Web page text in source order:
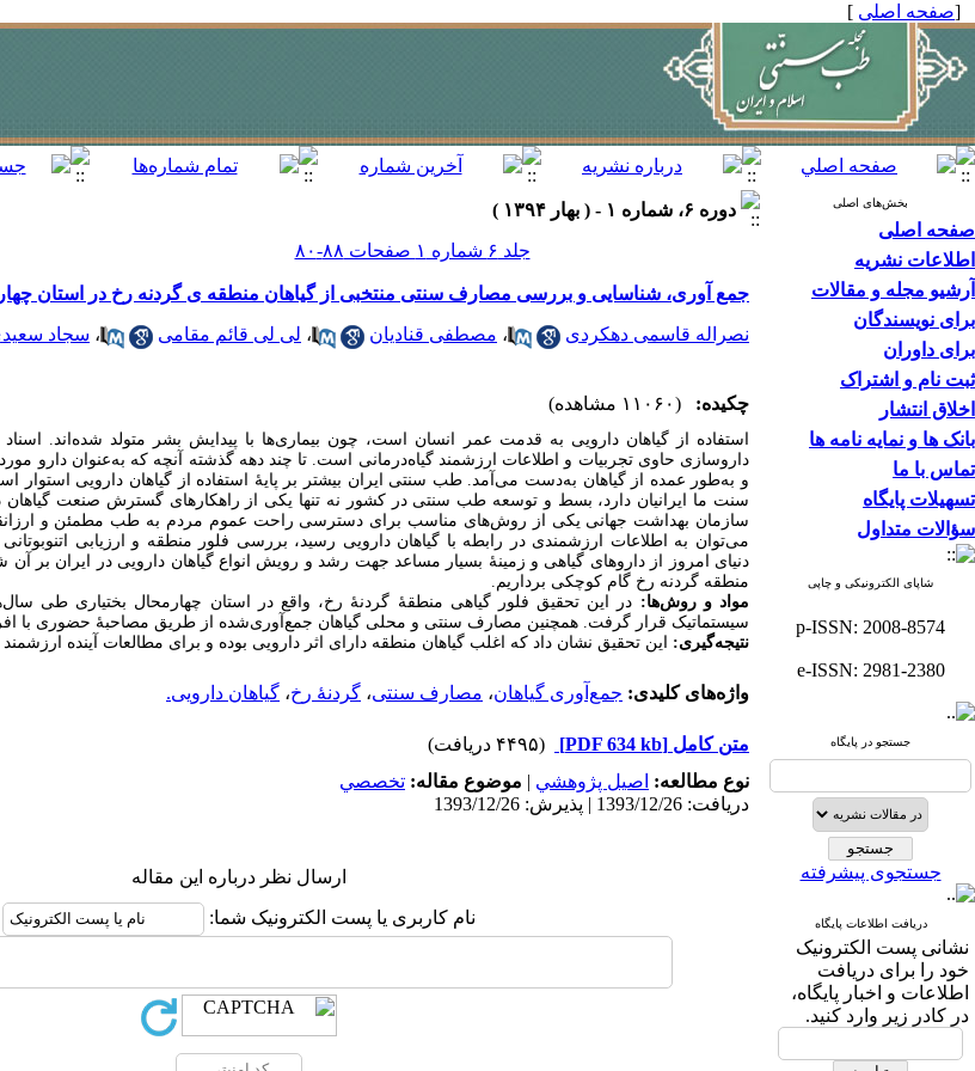
[صفحه اصلی ]
بخش‌های اصلی
صفحه اصلی
اطلاعات نشریه
آرشیو مجله و مقالات
برای نویسندگان
برای داوران
ثبت نام و اشتراک
اخلاق انتشار
بانک ها و نمایه نامه ها
تماس با ما
تسهیلات پایگاه
سؤالات متداول
شاپای الکترونیکی و چاپی
p-ISSN: 2008-8574
e-ISSN: 2981-2380
جستجو در پایگاه
جستجوی پیشرفته
دریافت اطلاعات پایگاه
نشانی پست الکترونیک
خود را برای دریافت
اطلاعات و اخبار پایگاه،
در کادر زیر وارد کنید.
دوره ۶، شماره ۱ - ( بهار ۱۳۹۴ )
جلد ۶ شماره ۱ صفحات ۸۸-۸۰
جمع آوری، شناسایی و بررسی مصارف سنتی منتخبی از گیاهان منطقه ی گردنه رخ در استان
نصراله قاسمی دهکردی ، مصطفی قنادیان ، لی لی قائم مقامی ، سجاد
چکیده: (۱۱۰۶۰ مشاهده)
استفاده از گیاهان دارویی به قدمت عمر انسان است، چون بیماری‌ها با پیدایش بشر متولد شده‌اند.
داروسازی حاوی تجربیات و اطلاعات ارزشمند گیاه‌درمانی است. تا چند دهه گذشته آنچه که به‌عنوان دارو
و به‌طور عمده از گیاهان به‌دست می‌آمد. طب سنتی ایران بیشتر بر پایۀ استفاده از گیاهان دارویی استوار
سنت ما ایرانیان دارد، بسط و توسعه طب سنتی در کشور نه تنها یکی از راهکارهای گسترش صنعت گیاهان
سازمان بهداشت جهانی یکی از روش‌های مناسب برای دسترسی راحت عموم مردم به طب مطمئن و
می‌توان به اطلاعات ارزشمندی در رابطه با گیاهان دارویی رسید، بررسی فلور منطقه و ارزیابی
دنیای امروز از داروهای گیاهی و زمینۀ بسیار مساعد جهت رشد و رویش انواع گیاهان دارویی در ایران بر
منطقه گردنه رخ گام کوچکی برداریم.
مواد و روش‌ها:
سیستماتیک قرار گرفت. همچنین مصارف سنتی و محلی گیاهان جمع‌آوری‌شده از طریق مصاحبۀ حضوری با
نتیجه‌گیری: این تحقیق نشان داد که اغلب گیاهان منطقه دارای اثر دارویی بوده و برای مطالعات آینده
واژه‌های کلیدی: جمع‌آوری گیاهان، مصارف سنتی، گردنۀ رخ، گیاهان دارویی.
متن کامل [PDF 634 kb]
(۴۴۹۵ دریافت)
نوع مطالعه: اصيل پژوهشي | موضوع مقاله: تخصصي
دریافت: 1393/12/26 | پذیرش: 1393/12/26
ارسال نظر درباره این مقاله
نام کاربری یا پست الکترونیک شما: